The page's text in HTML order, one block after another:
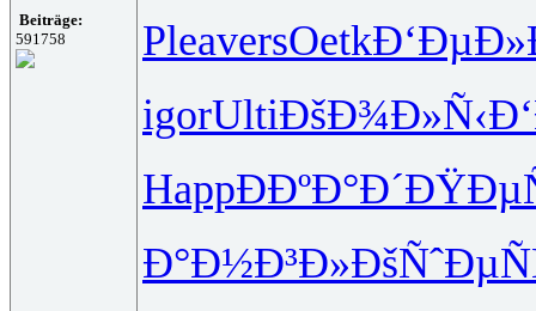
Beiträge:
591758
PleaversOetk
igorUltiÐšÐ¾Ð»Ñ‹
HappÐÐºÐ°Ð´
Ð°Ð½Ð³Ð»ÐšÑˆÐµÑ